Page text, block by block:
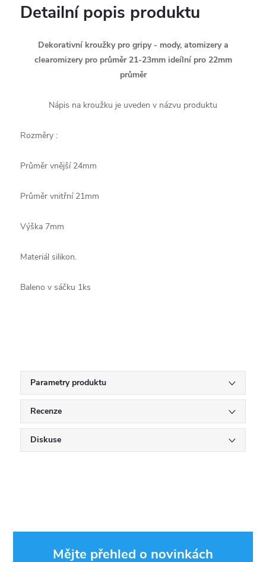
Detailní popis produktu
Dekorativní kroužky pro gripy - mody, atomizery a
clearomizery pro průměr 21-23mm ideílní pro 22mm
průměr
Nápis na kroužku je uveden v názvu produktu
Rozměry :
Průměr vnější 24mm
Průměr vnitřní 21mm
Výška 7mm
Materiál silikon.
Baleno v sáčku 1ks
Parametry produktu
Recenze
Diskuse
Mějte přehled o novinkách